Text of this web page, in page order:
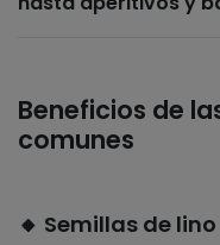
Beneficios de
comunes
🔸 Semillas de lino